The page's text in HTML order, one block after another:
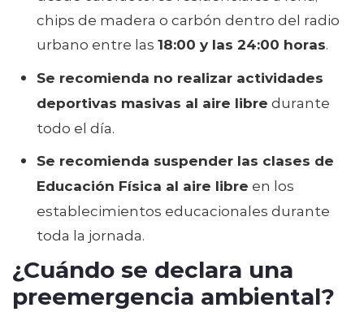
chips de madera o carbón dentro del radio
urbano entre las 18:00 y las 24:00 horas.
Se recomienda no realizar actividades
deportivas masivas al aire libre durante
todo el día.
Se recomienda suspender las clases de
Educación Física al aire libre en los
establecimientos educacionales durante
toda la jornada.
¿Cuándo se declara una
preemergencia ambiental?